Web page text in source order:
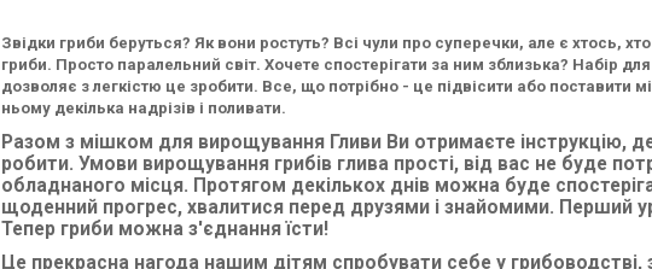
Звідки гриби беруться? Як вони ростуть? Всі чули про суперечки, але є хтось,
гриби. Просто паралельний світ. Хочете спостерігати за ним зблизька? Набір
дозволяє з легкістю це зробити. Все, що потрібно - це підвісити або поставити
ньому декілька надрізів і поливати.
Разом з мішком для вирощування Гливи Ви отримаєте інструкцію,
робити. Умови вирощування грибів глива прості, від вас не буде
обладнаного місця. Протягом декількох днів можна буде
щоденний прогрес, хвалитися перед друзями і знайомими. Перший
Тепер гриби можна з'єднання їсти!
Це прекрасна нагода нашим дітям спробувати себе у